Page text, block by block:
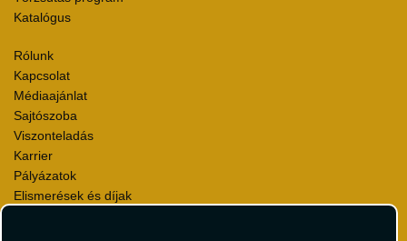
Katalógus
Rólunk
Kapcsolat
Médiaajánlat
Sajtószoba
Viszonteladás
Karrier
Pályázatok
Elismerések és díjak